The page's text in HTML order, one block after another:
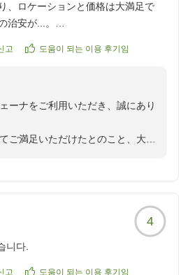
お待ちしております。
、ロケーションと価格は大満足で
治安が...。
hotel/voice/16373?
고 도움이 되는 이용 후기임
ーナをご利用いただき、誠にあり
ご満足いただけたとのこと、大変
せん。
い場所にございますが、繁華街と
出かけにはご心配をおかけするこ
4
니다.
고 도움이 되는 이용 후기임